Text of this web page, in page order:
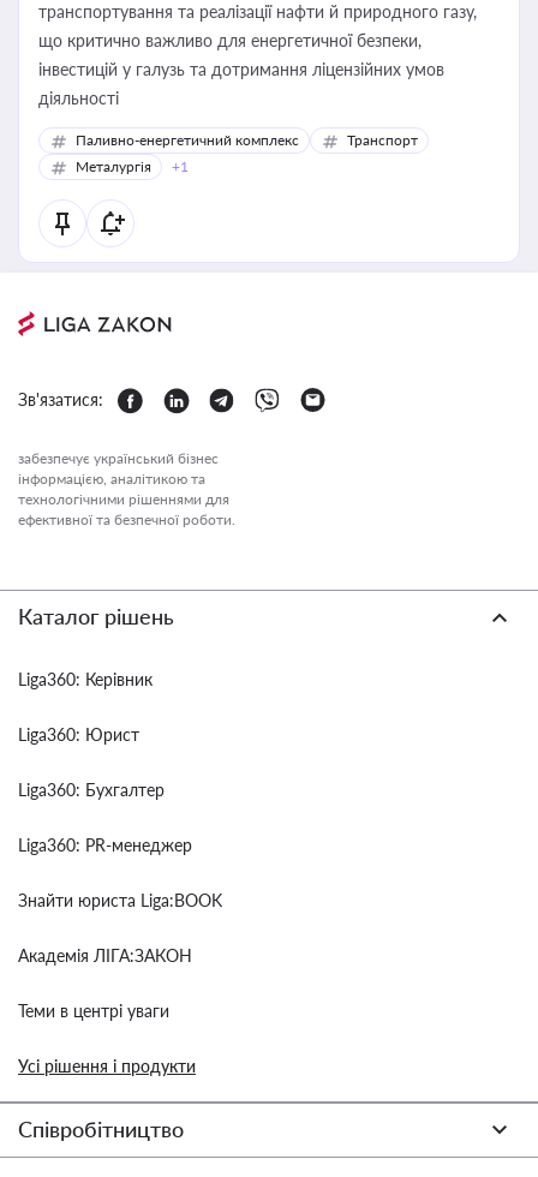
транспортування та реалізації нафти й природного газу,
що критично важливо для енергетичної безпеки,
інвестицій у галузь та дотримання ліцензійних умов
діяльності
Паливно-енергетичний комплекс
Транспорт
Металургія
+1
Зв'язатися:
забезпечує український бізнес
інформацією, аналітикою та
технологічними рішеннями для
ефективної та безпечної роботи.
Каталог рішень
Liga360: Керівник
Liga360: Юрист
Liga360: Бухгалтер
Liga360: PR-менеджер
Знайти юриста Liga:BOOK
Академія ЛІГА:ЗАКОН
Теми в центрі уваги
Усі рішення і продукти
Співробітництво